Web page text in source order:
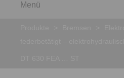
Menü